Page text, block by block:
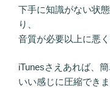
下手に知識がない状
り、
音質が必要以上に悪
iTunesさえあれば、
いい感じに圧縮できま